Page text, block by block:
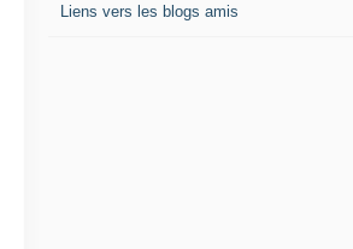
Liens vers les blogs amis